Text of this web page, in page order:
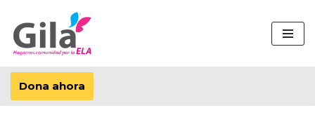
Saltar
al
contenido
Dona ahora